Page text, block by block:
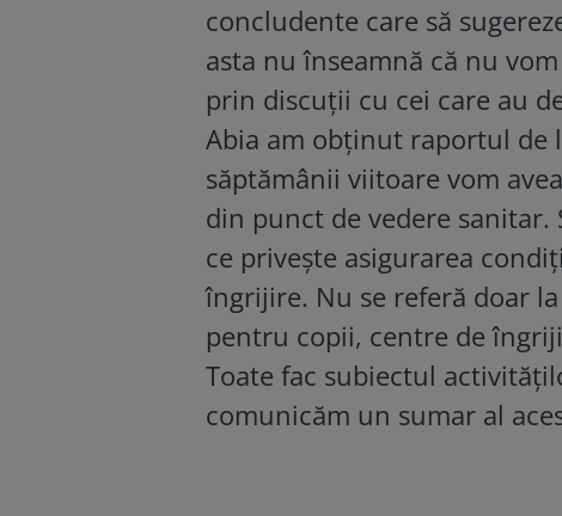
concludente care să
asta nu înseamnă că nu
prin discuţii cu cei care au
Abia am obţinut raportul de
săptămânii viitoare vom
din punct de vedere
ce priveşte asigurarea
îngrijire. Nu se referă doar
pentru copii, centre de
Toate fac subiectul
comunicăm un sumar al